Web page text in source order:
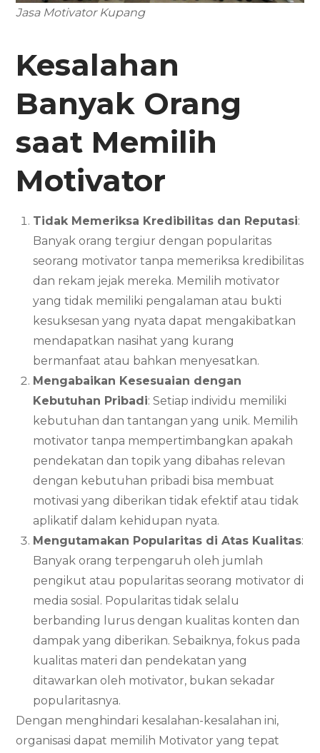
Jasa Motivator Kupang
Kesalahan
Banyak Orang
saat Memilih
Motivator
Tidak Memeriksa Kredibilitas dan Reputasi:
Banyak orang tergiur dengan popularitas
seorang motivator tanpa memeriksa kredibilitas
dan rekam jejak mereka. Memilih motivator
yang tidak memiliki pengalaman atau bukti
kesuksesan yang nyata dapat mengakibatkan
mendapatkan nasihat yang kurang
bermanfaat atau bahkan menyesatkan.
Mengabaikan Kesesuaian dengan
Kebutuhan Pribadi: Setiap individu memiliki
kebutuhan dan tantangan yang unik. Memilih
motivator tanpa mempertimbangkan apakah
pendekatan dan topik yang dibahas relevan
dengan kebutuhan pribadi bisa membuat
motivasi yang diberikan tidak efektif atau tidak
aplikatif dalam kehidupan nyata.
Mengutamakan Popularitas di Atas Kualitas:
Banyak orang terpengaruh oleh jumlah
pengikut atau popularitas seorang motivator di
media sosial. Popularitas tidak selalu
berbanding lurus dengan kualitas konten dan
dampak yang diberikan. Sebaiknya, fokus pada
kualitas materi dan pendekatan yang
ditawarkan oleh motivator, bukan sekadar
popularitasnya.
Dengan menghindari kesalahan-kesalahan ini,
organisasi dapat memilih Motivator yang tepat